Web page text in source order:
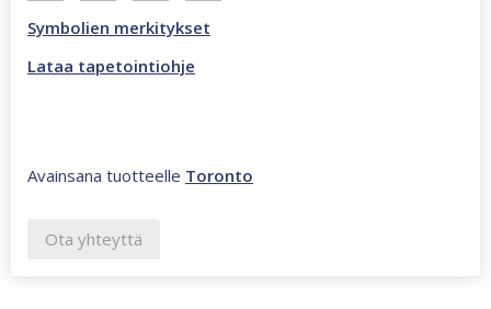
Symbolien merkitykset
Lataa tapetointiohje
Avainsana tuotteelle Toronto
Ota yhteyttä